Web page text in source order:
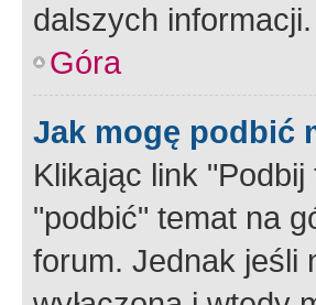
dalszych informacji.
Góra
Jak mogę podbić
Klikając link
"podbić" temat na
forum. Jednak jeśli